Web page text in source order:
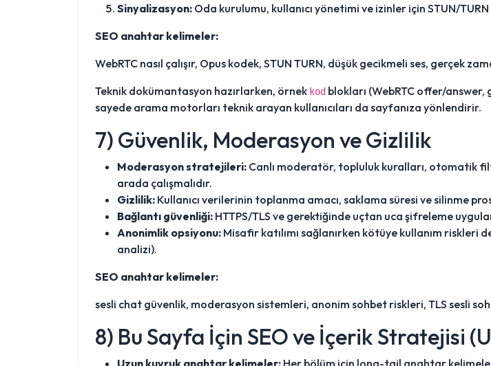
Sinyalizasyon: Oda kurulumu, kullanıcı yönetimi ve izinler için STUN/
SEO anahtar kelimeler:
WebRTC nasıl çalışır, Opus kodek, STUN TURN, düşük gecikmeli ses, gerçek
Teknik dokümantasyon hazırlarken, örnek kod blokları (WebRTC offer/
sayede arama motorları teknik arayan kullanıcıları da sayfanıza yönlendirir.
7) Güvenlik, Moderasyon ve Gizlilik
Moderasyon stratejileri: Canlı moderatör, topluluk kuralları, otomatik
arada çalışmalıdır.
Gizlilik: Kullanıcı verilerinin toplanma amacı, saklama süresi ve silinme
Bağlantı güvenliği: HTTPS/TLS ve gerektiğinde uçtan uca şifreleme
Anonimlik opsiyonu: Misafir katılımı sağlanırken kötüye kullanım
analizi).
SEO anahtar kelimeler:
sesli chat güvenlik, moderasyon sistemleri, anonim sohbet riskleri, TLS sesli
8) Bu Sayfa İçin SEO ve İçerik Stratejisi